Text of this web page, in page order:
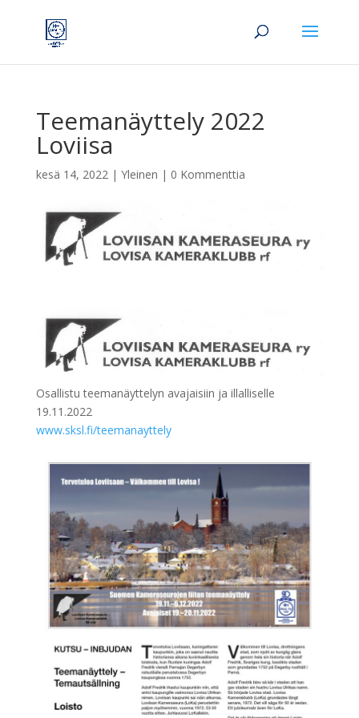
Teemanäyttely 2022
Loviisa
kesä 14, 2022| Yleinen | 0 Kommenttia
Osallistu teemanäyttelyn avajaisiin ja illalliselle
19.11.2022
www.sksl.fi/teemanayttely